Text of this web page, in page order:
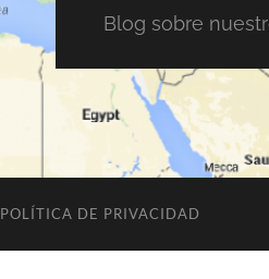
Blog sobre
POLÍTICA DE PRIVACIDAD